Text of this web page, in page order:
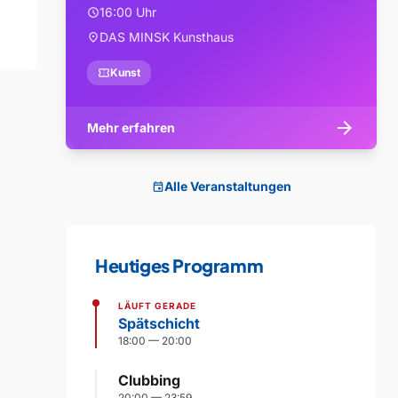
schedule16:00 Uhr
location_onDAS MINSK Kunsthaus
confirmation_numberKunst
Mehr erfahren arrow_forward
eventAlle Veranstaltungen
Heutiges Programm
LÄUFT GERADE
Spätschicht
18:00 — 20:00
Clubbing